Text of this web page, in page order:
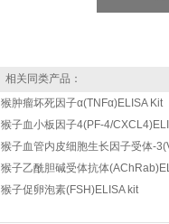
相关同类产品：
猴肿瘤坏死因子α(TNFα)ELISA Kit
猴子血小板因子4(PF-4/
猴子血管内皮细胞生长因子受体-
猴子乙酰胆碱受体抗体
猴子促卵泡素(FSH)ELISA kit